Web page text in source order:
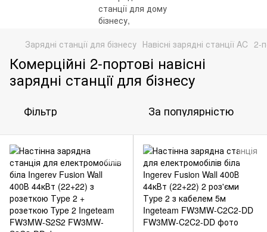
Зарядні станції для бізнесу Навісні зарядні станції AC 2-
Комерційні 2-портові навісні
зарядні станції для бізнесу
Фільтр За популярністю